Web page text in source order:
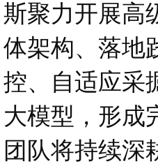
斯聚力开展高
体架构、落地
控、自适应采
大模型，形成
团队将持续深